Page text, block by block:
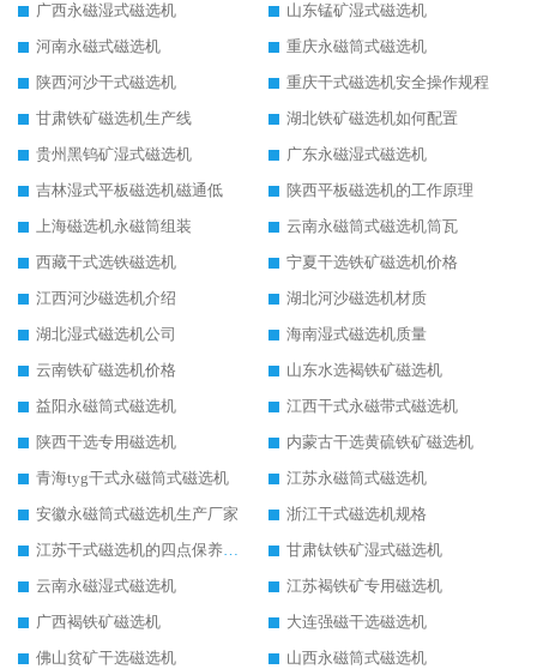
广西永磁湿式磁选机
山东锰矿湿式磁选机
河南永磁式磁选机
重庆永磁筒式磁选机
陕西河沙干式磁选机
重庆干式磁选机安全操作规程
甘肃铁矿磁选机生产线
湖北铁矿磁选机如何配置
贵州黑钨矿湿式磁选机
广东永磁湿式磁选机
吉林湿式平板磁选机磁通低
陕西平板磁选机的工作原理
上海磁选机永磁筒组装
云南永磁筒式磁选机筒瓦
西藏干式选铁磁选机
宁夏干选铁矿磁选机价格
江西河沙磁选机介绍
湖北河沙磁选机材质
湖北湿式磁选机公司
海南湿式磁选机质量
云南铁矿磁选机价格
山东水选褐铁矿磁选机
益阳永磁筒式磁选机
江西干式永磁带式磁选机
陕西干选专用磁选机
内蒙古干选黄硫铁矿磁选机
青海tyg干式永磁筒式磁选机
江苏永磁筒式磁选机
安徽永磁筒式磁选机生产厂家
浙江干式磁选机规格
江苏干式磁选机的四点保养秘籍
甘肃钛铁矿湿式磁选机
云南永磁湿式磁选机
江苏褐铁矿专用磁选机
广西褐铁矿磁选机
大连强磁干选磁选机
佛山贫矿干选磁选机
山西永磁筒式磁选机